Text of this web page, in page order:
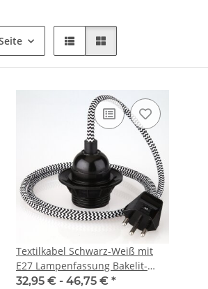
Textilkabel Schwarz-Weiß mit
E27 Lampenfassung Bakelit-
Optik schwarz und Schweizer
32,95 € - 46,75 € *